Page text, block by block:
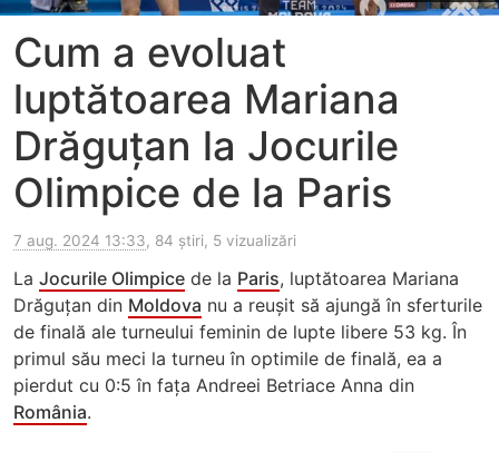
Cum a evoluat
luptătoarea Mariana
Drăguțan la Jocurile
Olimpice de la Paris
7 aug. 2024 13:33, 84 știri, 5 vizualizări
La Jocurile Olimpice de la Paris, luptătoarea Mariana
Drăguțan din Moldova nu a reușit să ajungă în sferturile
de finală ale turneului feminin de lupte libere 53 kg. În
primul său meci la turneu în optimile de finală, ea a
pierdut cu 0:5 în fața Andreei Betriace Anna din
România.